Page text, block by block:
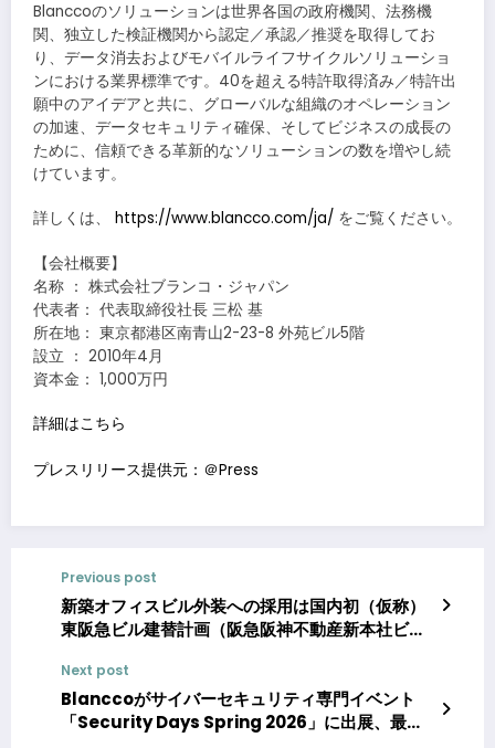
Blanccoのソリューションは世界各国の政府機関、法務機
関、独立した検証機関から認定／承認／推奨を取得してお
り、データ消去およびモバイルライフサイクルソリューショ
ンにおける業界標準です。40を超える特許取得済み／特許出
願中のアイデアと共に、グローバルな組織のオペレーション
の加速、データセキュリティ確保、そしてビジネスの成長の
ために、信頼できる革新的なソリューションの数を増やし続
けています。
詳しくは、 https://www.blancco.com/ja/ をご覧ください。
【会社概要】
名称 ： 株式会社ブランコ・ジャパン
代表者： 代表取締役社長 三松 基
所在地： 東京都港区南青山2-23-8 外苑ビル5階
設立 ： 2010年4月
資本金： 1,000万円
詳細はこちら
プレスリリース提供元：＠Press
Previous post
新築オフィスビル外装への採用は国内初（仮称）
東阪急ビル建替計画（阪急阪神不動産新本社ビ
池」を実装します～オフィスビルの新たな価値創
造に向けた取組です～
Next post
Blanccoがサイバーセキュリティ専門イベント
「Security Days Spring 2026」に出展、最新